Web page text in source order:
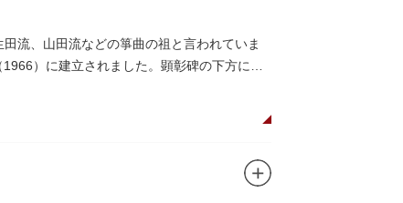
流、山田流などの箏曲の祖と言われていま
）に建立されました。顕彰碑の下方には